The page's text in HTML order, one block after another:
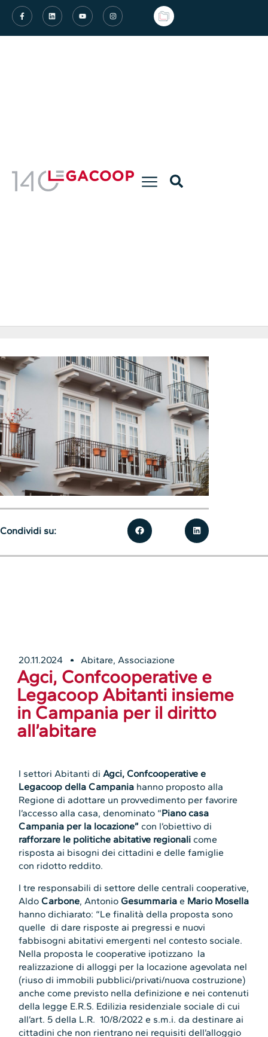
20.11.2024 Abitare,Associazione
Agci, Confcooperative e
Legacoop Abitanti insieme
in Campania per il diritto
all’abitare
I settori Abitanti diAgci, Confcooperative e
Legacoop della Campania hanno proposto alla
Regione di adottare un provvedimento per favorire
l’accesso alla casa, denominato “Piano casa
Campania per la locazione” con l’obiettivo di
rafforzare le politiche abitative regionalicome
risposta ai bisogni dei cittadini e delle famiglie
con ridotto reddito.
I tre responsabili di settore delle centrali cooperative,
AldoCarbone, AntonioGesummaria e Mario Mosella
hanno dichiarato: “Le finalità della proposta sono
quelle di dare risposte ai pregressi e nuovi
fabbisogni abitativi emergenti nel contesto sociale.
Nella proposta le cooperative ipotizzano la
realizzazione di alloggi per la locazione agevolata nel
(riuso di immobili pubblici/privati/nuova costruzione)
anche come previsto nella definizione e nei contenuti
della legge E.R.S. Edilizia residenziale sociale di cui
all’art. 5 della L.R. 10/8/2022 e s.m.i. da destinare ai
cittadini che non rientrano nei requisiti dell’alloggio
Condividi su: